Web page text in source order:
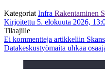
Kategoriat Infra Rakentaminen
Kirjoitettu 5. elokuuta 2026,
Tilaajille
Ei kommentteja artikkeliin
Datakeskustyömaita uhkaa